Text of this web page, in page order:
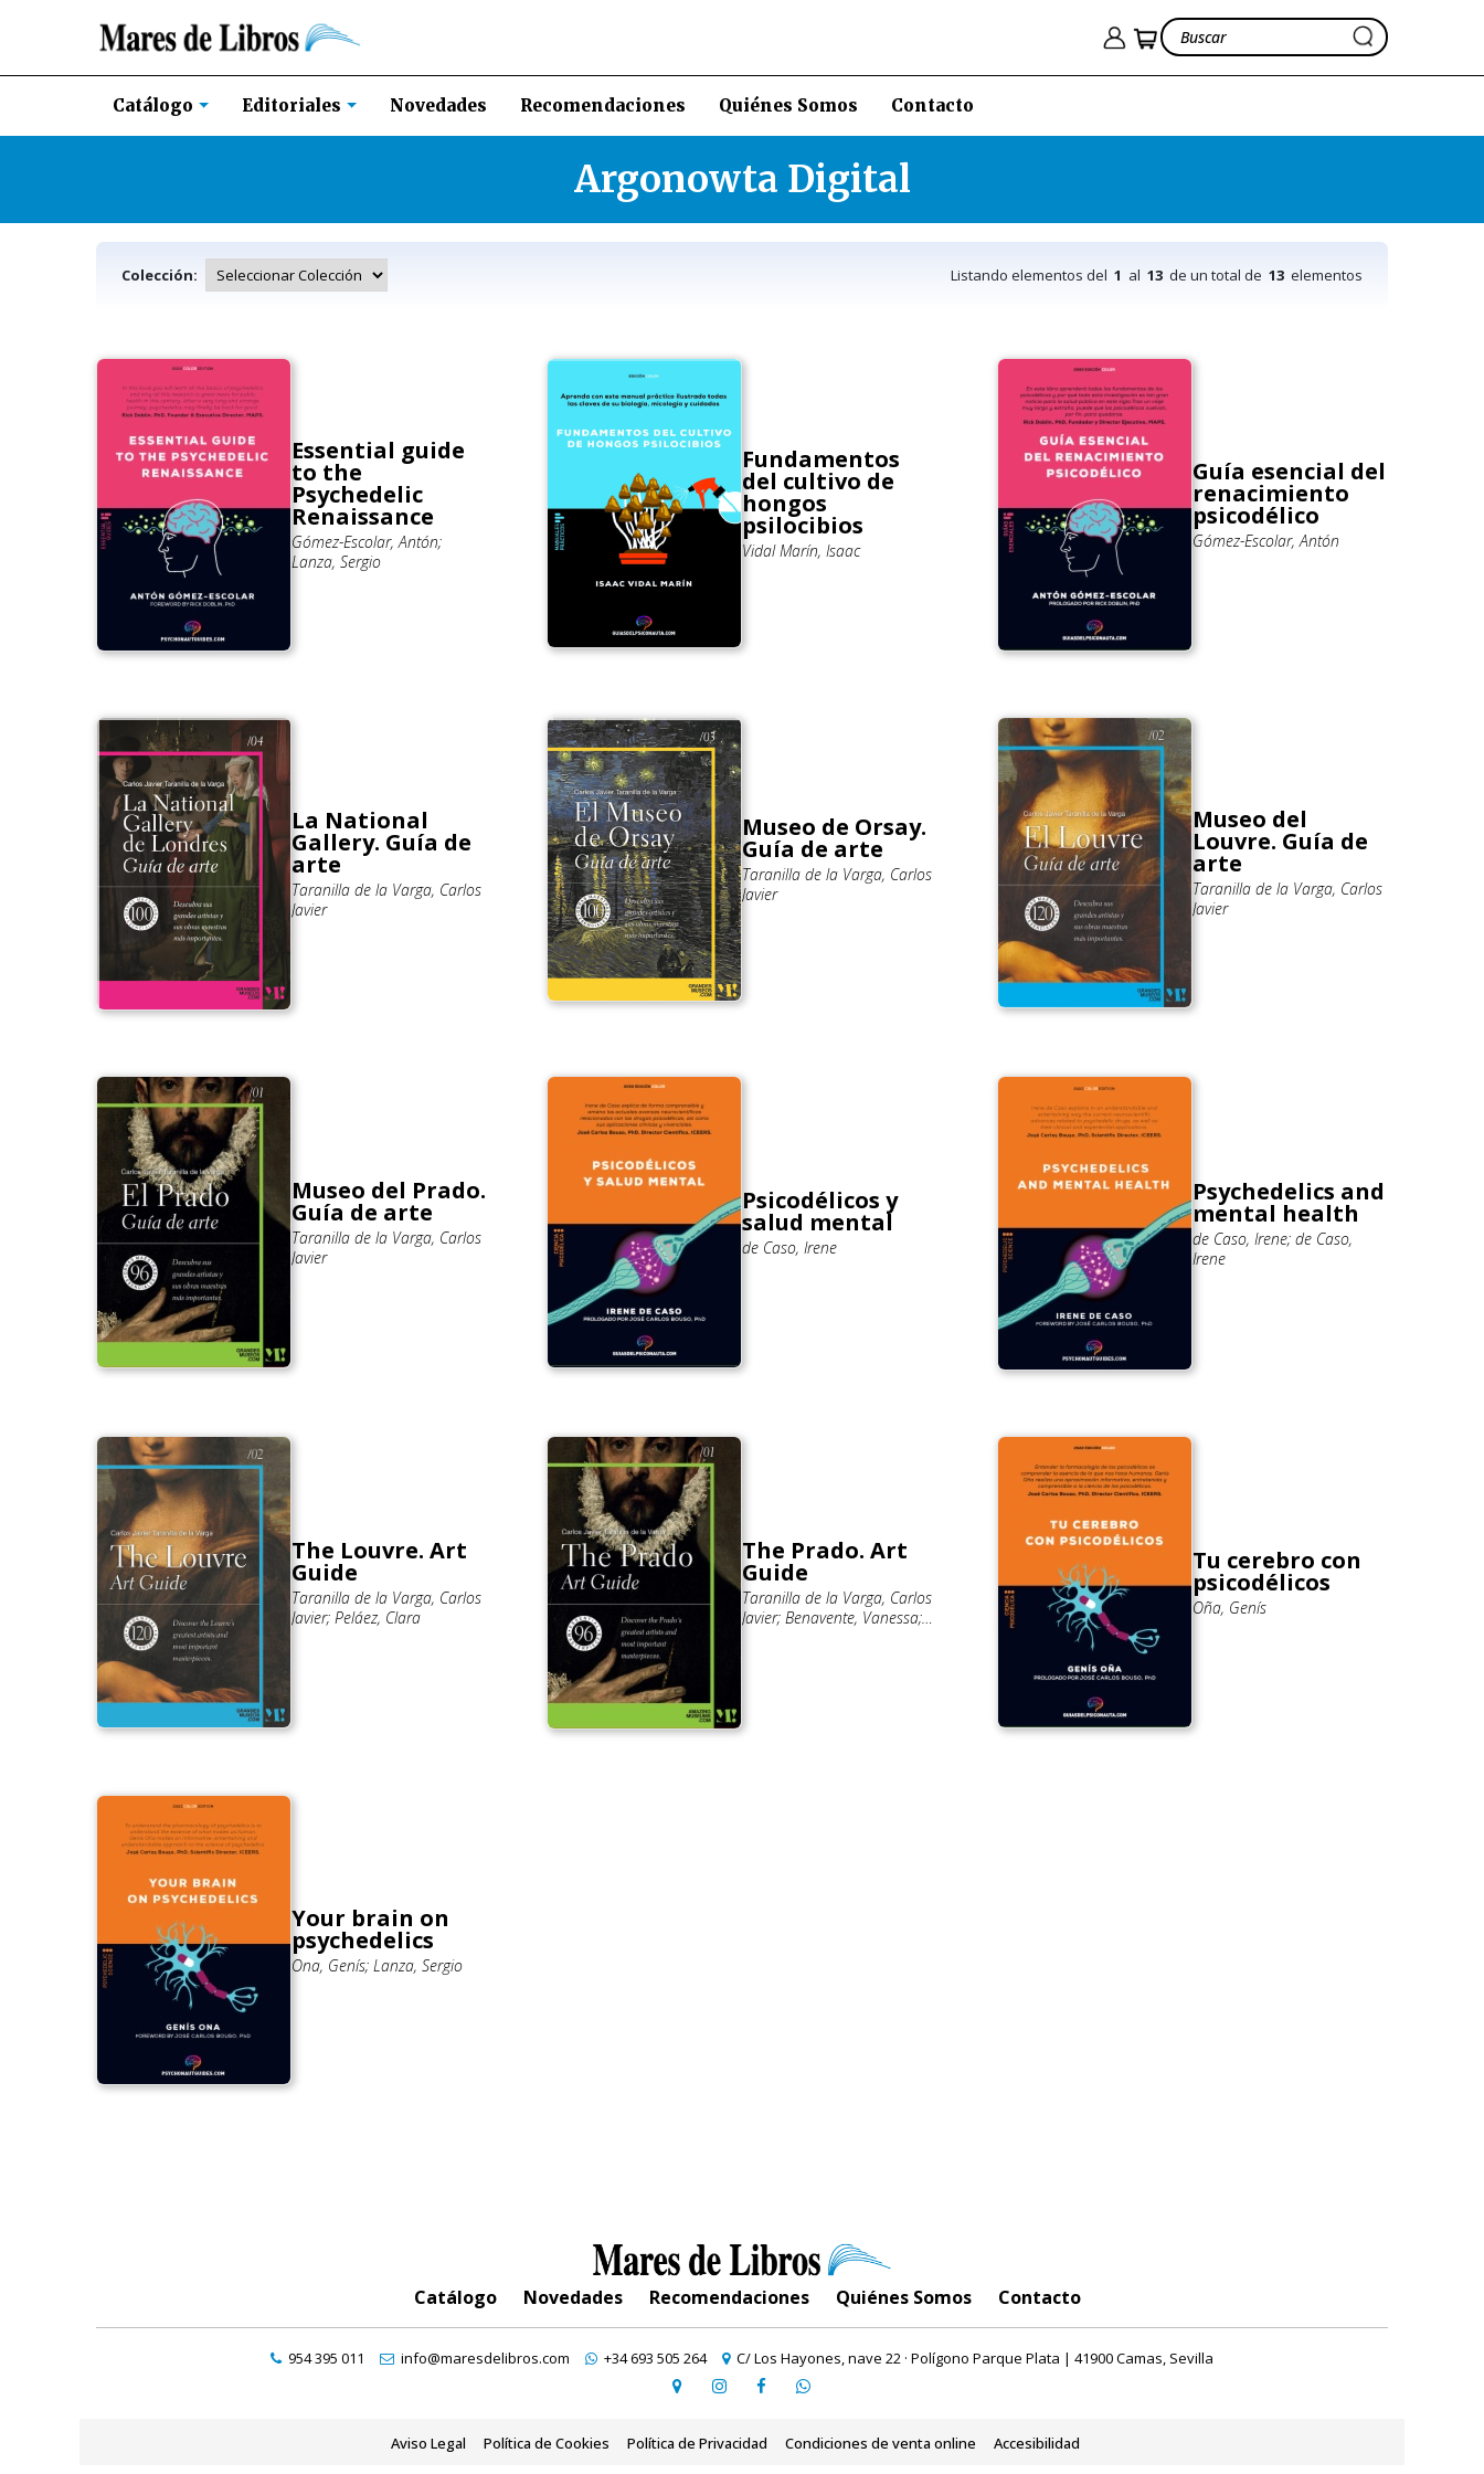
Catálogo Editoriales Novedades Recomendaciones Quiénes Somos Contacto
Argonowta Digital
Colección: Listando elementos del 1 al 13 de un total de 13 elementos
Essential guide
to the
Psychedelic
Renaissance
Gómez-Escolar, Antón;
Lanza, Sergio
Fundamentos
del cultivo de
hongos
psilocibios
Vidal Marín, Isaac
Guía esencial del
renacimiento
psicodélico
Gómez-Escolar, Antón
La National
Gallery. Guía de
arte
Taranilla de la Varga, Carlos
Javier
Museo de Orsay.
Guía de arte
Taranilla de la Varga, Carlos
Javier
Museo del
Louvre. Guía de
arte
Taranilla de la Varga, Carlos
Javier
Museo del Prado.
Guía de arte
Taranilla de la Varga, Carlos
Javier
Psicodélicos y
salud mental
de Caso, Irene
Psychedelics and
mental health
de Caso, Irene; de Caso,
Irene
The Louvre. Art
Guide
Taranilla de la Varga, Carlos
Javier; Peláez, Clara
The Prado. Art
Guide
Taranilla de la Varga, Carlos
Javier; Benavente, Vanessa;
Tu cerebro con
psicodélicos
Oña, Genís
Your brain on
psychedelics
Ona, Genís; Lanza, Sergio
Catálogo Novedades Recomendaciones Quiénes Somos Contacto
954 395 011 info@maresdelibros.com +34 693 505 264 C/ Los Hayones, nave 22 · Polígono Parque Plata | 41900 Camas, Sevilla
Aviso Legal Política de Cookies Política de Privacidad Condiciones de venta online Accesibilidad